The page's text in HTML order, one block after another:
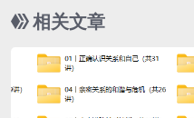
相关文章